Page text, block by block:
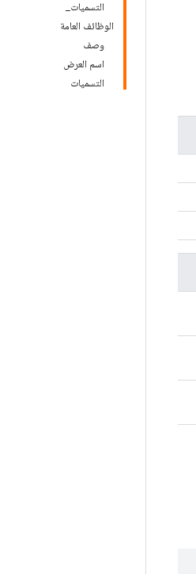
التسميات_
الوظائف العامة
وصف
اسم العرض
التسميات